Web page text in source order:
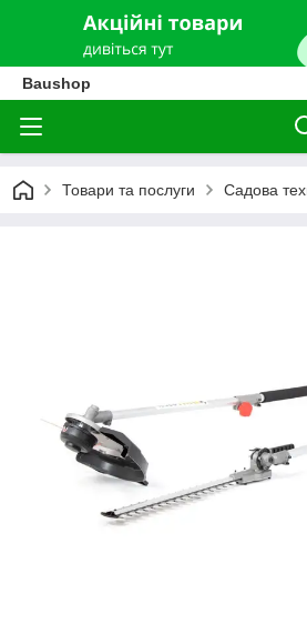
Baushop
Товари та послуги Садова